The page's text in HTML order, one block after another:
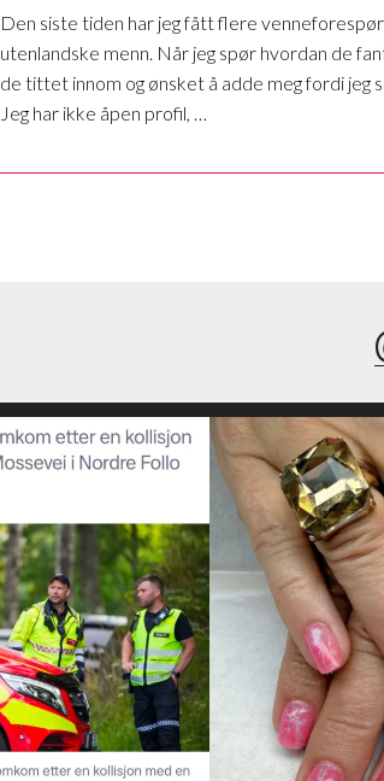
Den siste tiden har jeg fått flere
utenlandske menn. Når jeg spør hvordan de
de tittet innom og ønsket å adde meg fordi jeg
Jeg har ikke åpen profil, …